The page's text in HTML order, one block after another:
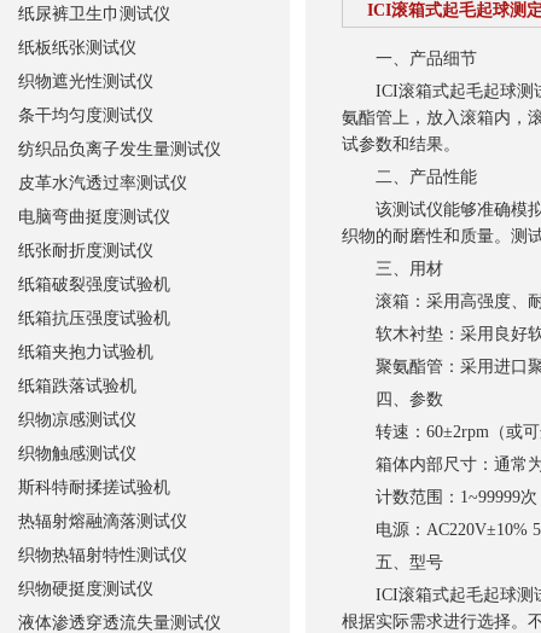
ICI滚箱式起毛起球测
一、产品细节
ICI滚箱式起毛起球测试
氨酯管上，放入滚箱内，
试参数和结果。
二、产品性能
该测试仪能够准确模拟
织物的耐磨性和质量。测
三、用材
滚箱：采用高强度、耐
软木衬垫：采用良好软
聚氨酯管：采用进口聚
四、参数
转速：60±2rpm（或可
箱体内部尺寸：通常为
计数范围：1~99999次
电源：AC220V±10%
五、型号
ICI滚箱式起毛起球测试
根据实际需求进行选择。
纸尿裤卫生巾测试仪
纸板纸张测试仪
织物遮光性测试仪
条干均匀度测试仪
纺织品负离子发生量测试仪
皮革水汽透过率测试仪
电脑弯曲挺度测试仪
纸张耐折度测试仪
纸箱破裂强度试验机
纸箱抗压强度试验机
纸箱夹抱力试验机
纸箱跌落试验机
织物凉感测试仪
织物触感测试仪
斯科特耐揉搓试验机
热辐射熔融滴落测试仪
织物热辐射特性测试仪
织物硬挺度测试仪
液体渗透穿透流失量测试仪